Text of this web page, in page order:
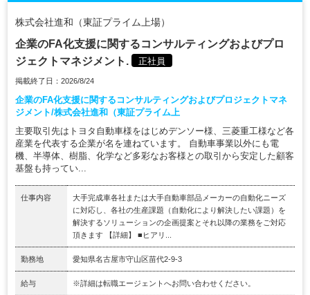
株式会社進和（東証プライム上場）
企業のFA化支援に関するコンサルティングおよびプロ
ジェクトマネジメント.
正社員
掲載終了日：2026/8/24
企業のFA化支援に関するコンサルティングおよびプロジェクトマネ
ジメント/株式会社進和（東証プライム上
主要取引先はトヨタ自動車様をはじめデンソー様、三菱重工様など各
産業を代表する企業が名を連ねています。 自動車事業以外にも電
機、半導体、樹脂、化学など多彩なお客様との取引から安定した顧客
基盤も持ってい...
仕事内容
大手完成車各社または大手自動車部品メーカーの自動化ニーズ
に対応し、各社の生産課題（自動化により解決したい課題）を
解決するソリューションの企画提案とそれ以降の業務をご対応
頂きます 【詳細】 ■ヒアリ...
勤務地 愛知県名古屋市守山区苗代2-9-3
給与 ※詳細は転職エージェントへお問い合わせください。